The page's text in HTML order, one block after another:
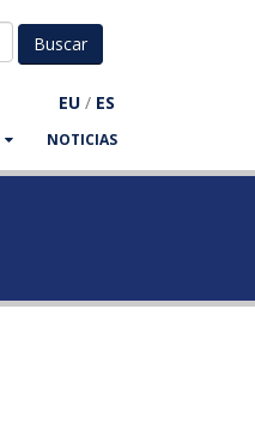
EU / ES
NOTICIAS